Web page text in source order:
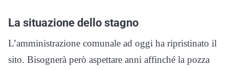
La situazione dello stagno
L’amministrazione comunale ad oggi ha ripristinato il
sito. Bisognerà però aspettare anni affinché la pozza